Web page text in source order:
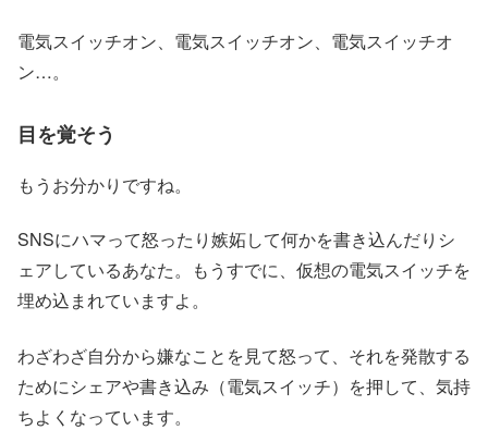
電気スイッチオン、電気スイッチオン、電気スイッチオ
ン…。
目を覚そう
もうお分かりですね。
SNSにハマって怒ったり嫉妬して何かを書き込んだりシ
ェアしているあなた。もうすでに、仮想の電気スイッチを
埋め込まれていますよ。
わざわざ自分から嫌なことを見て怒って、それを発散する
ためにシェアや書き込み（電気スイッチ）を押して、気持
ちよくなっています。